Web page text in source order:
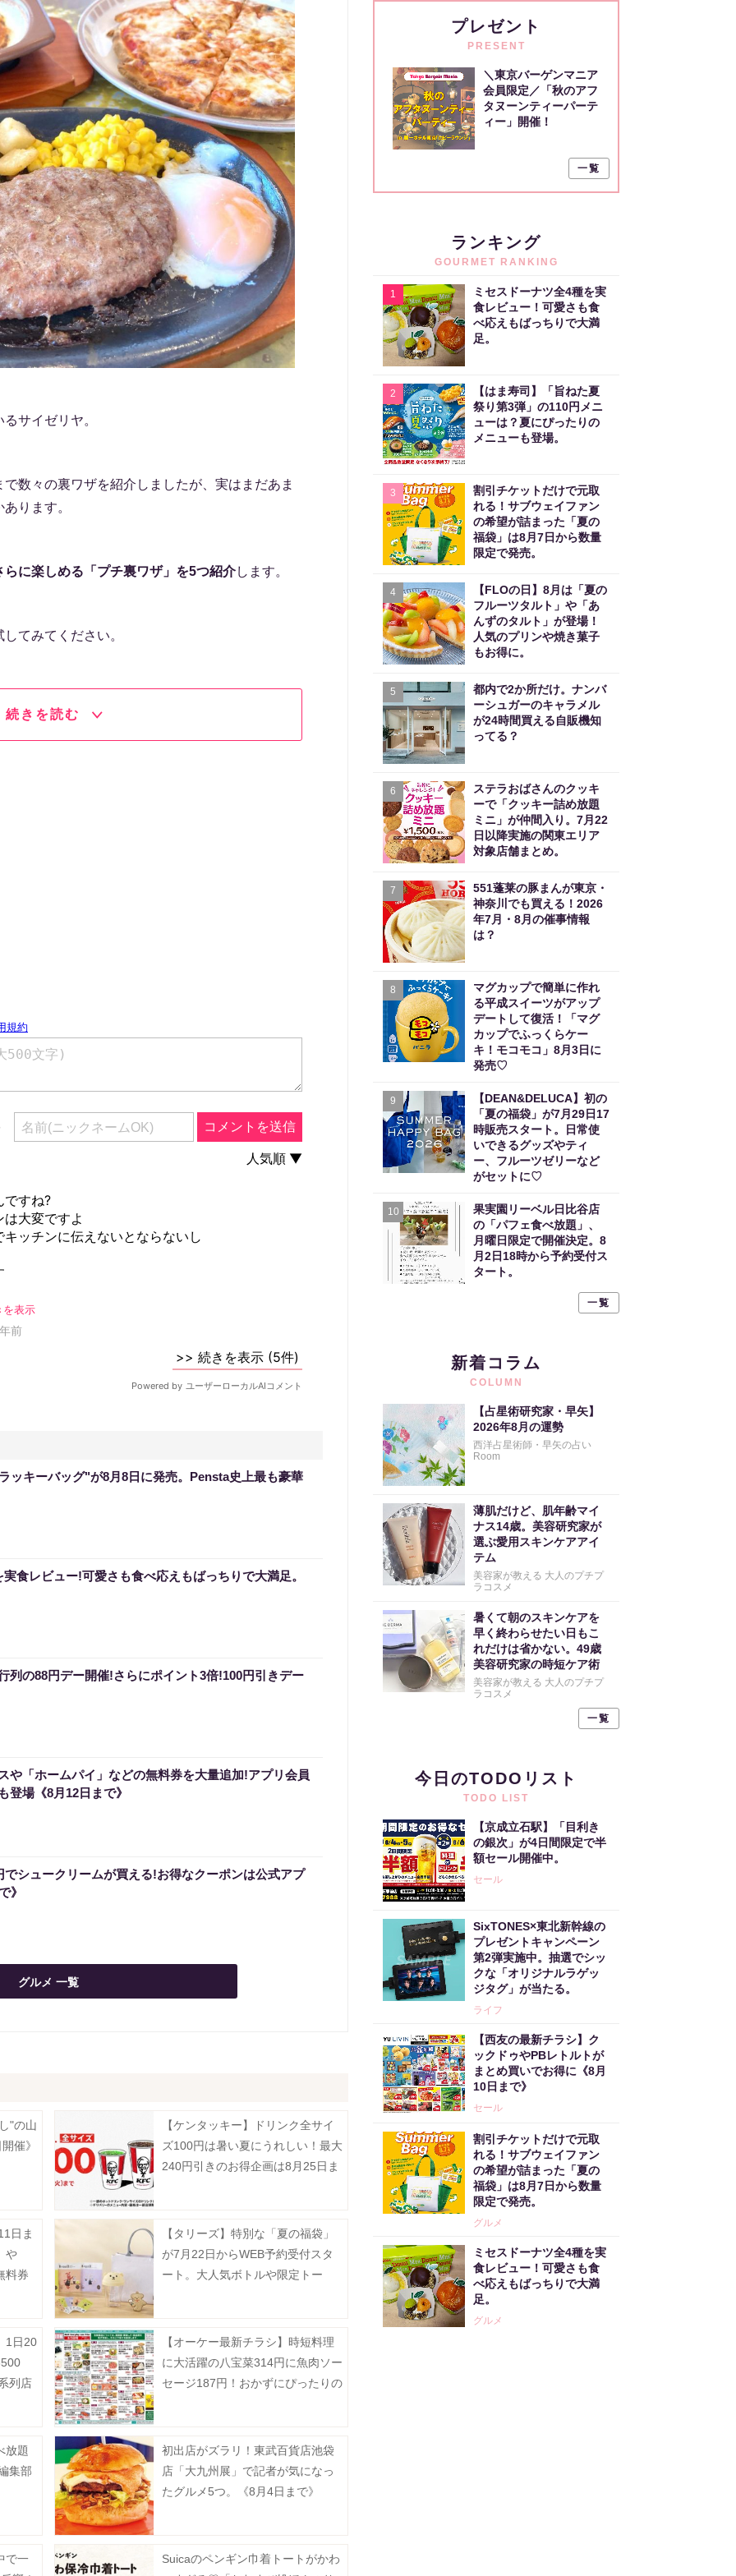
サイゼリヤ。
数々の裏ワザを紹介しましたが、実はまだあま
ります。
に楽しめる「プチ裏ワザ」を5つ紹介します。
てみてください。
続きを読む
ッキーバッグ"が8月8日に発売。Pensta史上最も豪華
食レビュー!可愛さも食べ応えもばっちりで大満足。
列の88円デー開催!さらにポイント3倍!100円引きデー
や「ホームパイ」などの無料券を大量追加!アプリ会員
登場《8月12日まで》
でシュークリームが買える!お得なクーポンは公式アプ
》
グルメ 一覧
"の山
催》
【ケンタッキー】ドリンク全サイ
ズ100円は暑い夏にうれしい！最大
240円引きのお得企画は8月25日ま
日ま
や
料券
【タリーズ】特別な「夏の福袋」
が7月22日からWEB予約受付スタ
ート。大人気ボトルや限定トー
1日20
列店
【オーケー最新チラシ】時短料理
に大活躍の八宝菜314円に魚肉ソー
セージ187円！おかずにぴったりの
放題
集部
初出店がズラリ！東武百貨店池袋
店「大九州展」で記者が気になっ
たグルメ5つ。《8月4日まで》
で一
Suicaのペンギン巾着トートがかわ
プレゼント
PRESENT
＼東京バーゲンマニア
会員限定／「秋のアフ
タヌーンティーパーテ
ィー」開催！
一覧
ランキング
GOURMET RANKING
1
ミセスドーナツ全4種を実
食レビュー！可愛さも食
べ応えもばっちりで大満
足。
2
【はま寿司】「旨ねた夏
祭り第3弾」の110円メニ
ューは？夏にぴったりの
メニューも登場。
3
割引チケットだけで元取
れる！サブウェイファン
の希望が詰まった「夏の
福袋」は8月7日から数量
限定で発売。
4
【FLOの日】8月は「夏の
フルーツタルト」や「あ
んずのタルト」が登場！
人気のプリンや焼き菓子
もお得に。
5
都内で2か所だけ。ナンバ
ーシュガーのキャラメル
が24時間買える自販機知
ってる？
6
ステラおばさんのクッキ
ーで「クッキー詰め放題
ミニ」が仲間入り。7月22
日以降実施の関東エリア
対象店舗まとめ。
7
551蓬莱の豚まんが東京・
神奈川でも買える！2026
年7月・8月の催事情報
は？
8
マグカップで簡単に作れ
る平成スイーツがアップ
デートして復活！「マグ
カップでふっくらケー
キ！モコモコ」8月3日に
発売♡
9
【DEAN&DELUCA】初の
「夏の福袋」が7月29日17
時販売スタート。日常使
いできるグッズやティ
ー、フルーツゼリーなど
がセットに♡
10
果実園リーベル日比谷店
の「パフェ食べ放題」、
月曜日限定で開催決定。8
月2日18時から予約受付ス
タート。
一覧
新着コラム
COLUMN
【占星術研究家・早矢】
2026年8月の運勢
西洋占星術師・早矢の占い
Room
薄肌だけど、肌年齢マイ
ナス14歳。美容研究家が
選ぶ愛用スキンケアアイ
テム
美容家が教える 大人のプチプ
ラコスメ
暑くて朝のスキンケアを
早く終わらせたい日もこ
れだけは省かない。49歳
美容研究家の時短ケア術
美容家が教える 大人のプチプ
ラコスメ
一覧
今日のTODOリスト
TODO LIST
【京成立石駅】「目利き
の銀次」が4日間限定で半
額セール開催中。
セール
SixTONES×東北新幹線の
プレゼントキャンペーン
第2弾実施中。抽選でシッ
クな「オリジナルラゲッ
ジタグ」が当たる。
ライフ
【西友の最新チラシ】ク
ックドゥやPBレトルトが
まとめ買いでお得に《8月
10日まで》
セール
割引チケットだけで元取
れる！サブウェイファン
の希望が詰まった「夏の
福袋」は8月7日から数量
限定で発売。
グルメ
ミセスドーナツ全4種を実
食レビュー！可愛さも食
べ応えもばっちりで大満
足。
グルメ